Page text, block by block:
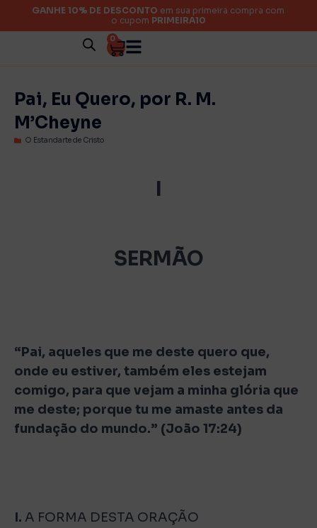
GANHE 10% DE DESCONTO em sua primeira compra com
o cupom PRIMEIRA10
0
Pai, Eu Quero, por R. M.
M’Cheyne
O Estandarte de Cristo
I
SERMÃO
“Pai, aqueles que me deste quero que,
onde eu estiver, também eles estejam
comigo, para que vejam a minha glória que
me deste; porque tu me amaste antes da
fundação do mundo.” (João 17:24)
I. A FORMA DESTA ORAÇÃO